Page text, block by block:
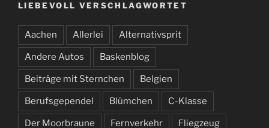
LIEBEVOLL VERSCHLAGWORTET
Aachen Allerlei Alternativsprit
Andere Autos Baskenblog
Beiträge mit Sternchen Belgien
Berufsgependel Blümchen C-Klasse
Der Moorbraune Fernverkehr Fliegzeug